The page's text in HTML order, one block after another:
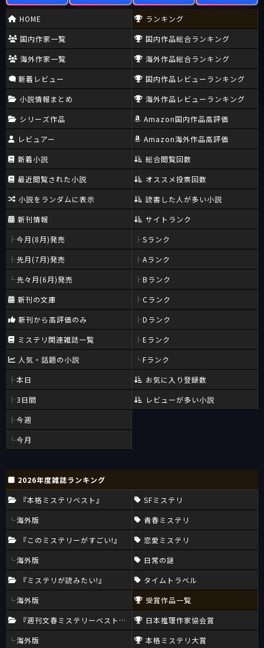
HOME
国内作家一覧
海外作家一覧
新着レビュー
小説情報まとめ
シリーズ作品
レビュアー
新着小説
最近閲覧された小説
小説をランダムに表示
新刊情報
今月(8月)発売
先月(7月)発売
先々月(6月)発売
新刊の文庫
新刊から高評価のみ
ミステリ関連雑誌一覧
人気・話題の小説
本日
3日間
今週
今月
ランキング
国内作品総合ランキング
海外作品総合ランキング
国内作品レビューランキング
海外作品レビューランキング
Amazon国内作品高評価
Amazon海外作品高評価
総合閲覧回数
オススメ投票回数
読書した人が多い小説
サイトランク
Sランク
Aランク
Bランク
Cランク
Dランク
Eランク
Fランク
お気に入り登録数
レビューが多い小説
2026年度雑誌ランキング
『本格ミステリベスト』
海外版
『このミステリーがすごい!』
海外版
『ミステリが読みたい!』
海外版
『週刊文春ミステリーベスト10』
海外版
SFミステリ
青春ミステリ
恋愛ミステリ
日常の謎
タイムトラベル
受賞作品一覧
日本推理作家協会賞
本格ミステリ大賞